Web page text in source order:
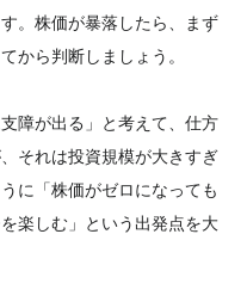
。株価が暴落したら、まず
から判断しましょう。
障が出る」と考えて、仕方
それは投資規模が大きすぎ
に「株価がゼロになっても
楽しむ」という出発点を大